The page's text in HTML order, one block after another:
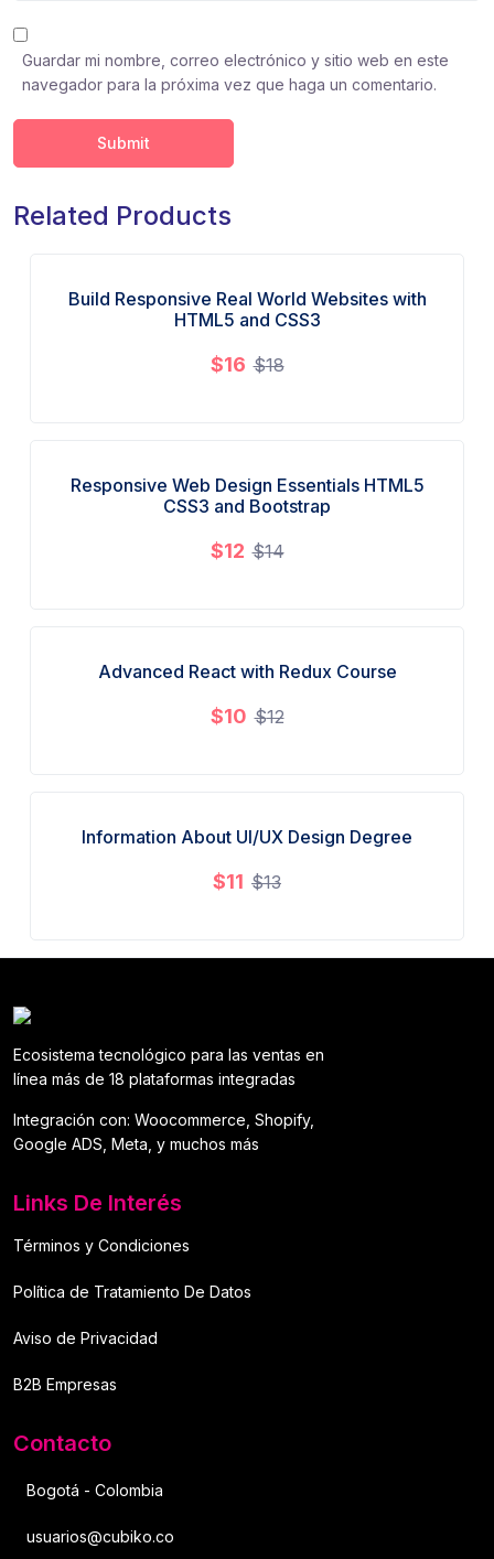
Guardar mi nombre, correo electrónico y sitio web en este
navegador para la próxima vez que haga un comentario.
Related Products
Sale!
Build Responsive Real World Websites with
HTML5 and CSS3
$16 $18
Sale!
Responsive Web Design Essentials HTML5
CSS3 and Bootstrap
$12 $14
Sale!
Advanced React with Redux Course
$10 $12
Sale!
Information About UI/UX Design Degree
$11 $13
Ecosistema tecnológico para las ventas en
línea más de 18 plataformas integradas
Integración con: Woocommerce, Shopify,
Google ADS, Meta, y muchos más
Links De Interés
Términos y Condiciones
Política de Tratamiento De Datos
Aviso de Privacidad
B2B Empresas
Contacto
Bogotá - Colombia
usuarios@cubiko.co